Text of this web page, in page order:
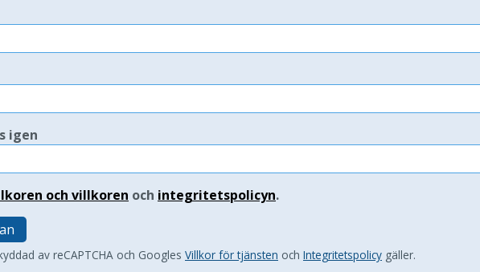
igen
och villkoren och integritetspolicyn.
av reCAPTCHA och Googles Villkor för tjänsten och Integritetspolicy gäller.